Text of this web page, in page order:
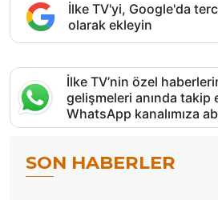
İlke TV'yi, Google'da
olarak ekleyin
İlke TV’nin özel
gelişmeleri anında takip
WhatsApp kanalımıza
SON HABERLER